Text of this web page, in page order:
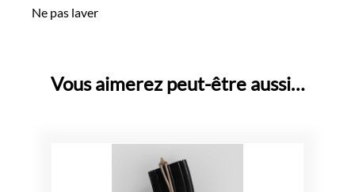
Ne pas laver
Vous aimerez peut-être aussi…